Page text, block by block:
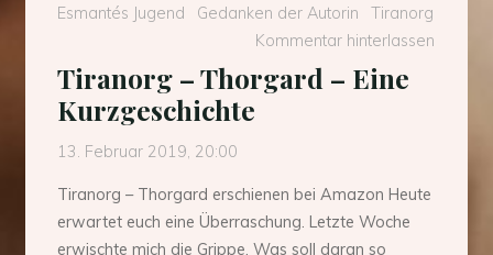
Esmantés Jugend Gedanken der Autorin
Tiranorg
Kommentar hinterlassen
Tiranorg – Thorgard – Eine
Kurzgeschichte
13. Februar 2019, 20:00
Tiranorg – Thorgard erschienen bei Amazon Heute
erwartet euch eine Überraschung. Letzte Woche
erwischte mich die Grippe. Was soll daran so